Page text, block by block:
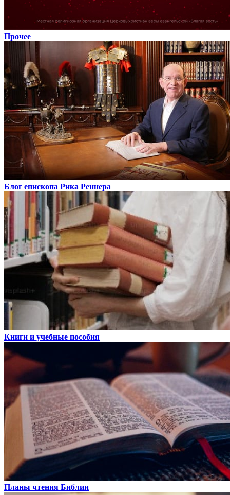
Прочее
Блог епископа Рика Реннера
Книги и учебные пособия
Планы чтения Библии